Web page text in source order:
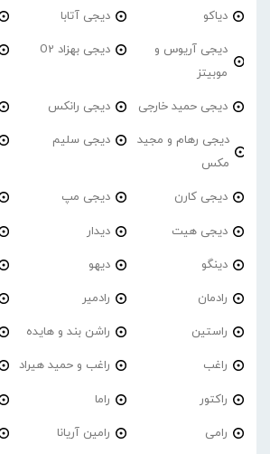
دیاکو دیجی آتابا
دیجی آریوس و
موبیتز
دیجی بهزاد O2
دیجی حمید خارجی دیجی رانکس
دیجی رهام و مجید
مکس
دیجی سلیم
دیجی کارن دیجی مپ
دیجی هیت دیدار
دینگو دیهو
رادمان رادمیر
راستین راشن بند و هایده
راغب راغب و حمید هیراد
راکتور راما
رامی رامین آریانا